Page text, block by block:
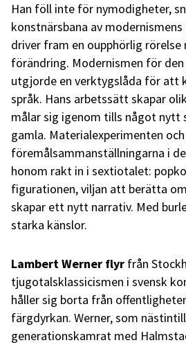
Han föll inte för nymodigheter,
konstnärsbana av
driver fram en oupphörlig
förändring. Modernismen för
utgjorde en verktygslåda för att
språk. Hans arbetssätt skapar
målar sig igenom tills något nytt
gamla. Materialexperimenten och
föremålsammanställningarna i
honom rakt in i sextiotalet:
figurationen, viljan att berätta
skapar ett nytt narrativ. Med
starka känslor.
Lambert Werner flyr från
tjugotalsklassicismen i svensk
håller sig borta från
färgdyrkan. Werner, som
generationskamrat med